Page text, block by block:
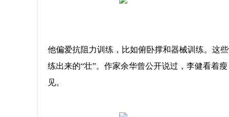
他偏爱抗阻力训练，比如俯卧撑和器械训练。这
练出来的“壮”。作家余华曾公开说过，李健看着
见。